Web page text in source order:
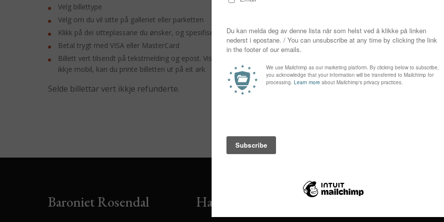
Velg billettype
Velg om du vil sitte på galleriet eller parketten
Klikk på dei sitteplassane du ønsker, og spesifiser kva type billett dei er
Betal trygt med VISA eller MasterCard
Billett vert tilsendt på tekstmelding og epost. Vis denne i døra ved inngong. Har du
ikkje mobil, kan du printe billetten ut på eit ark
Selde billettar vert ikkje refunderte.
Baroniet Rosendal Har du lest om